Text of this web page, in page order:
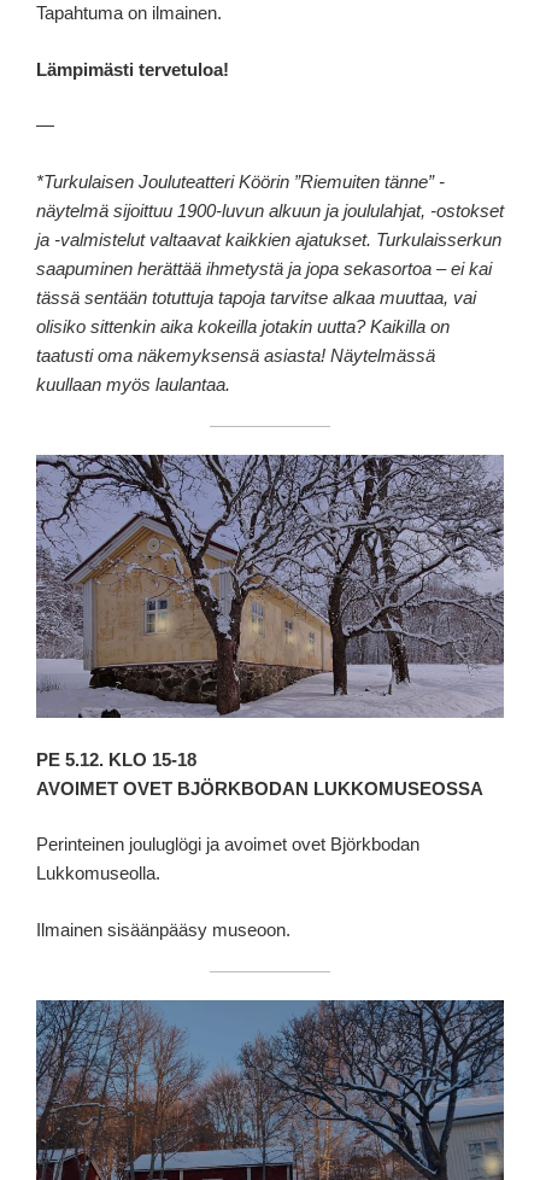
Tapahtuma on ilmainen.
Lämpimästi tervetuloa!
—
*Turkulaisen Jouluteatteri Köörin ”Riemuiten tänne” -
näytelmä sijoittuu 1900-luvun alkuun ja joululahjat, -ostokset
ja -valmistelut valtaavat kaikkien ajatukset. Turkulaisserkun
saapuminen herättää ihmetystä ja jopa sekasortoa – ei kai
tässä sentään totuttuja tapoja tarvitse alkaa muuttaa, vai
olisiko sittenkin aika kokeilla jotakin uutta? Kaikilla on
taatusti oma näkemyksensä asiasta! Näytelmässä
kuullaan myös laulantaa.
PE 5.12. KLO 15-18
AVOIMET OVET BJÖRKBODAN LUKKOMUSEOSSA
Perinteinen jouluglögi ja avoimet ovet Björkbodan
Lukkomuseolla.
Ilmainen sisäänpääsy museoon.